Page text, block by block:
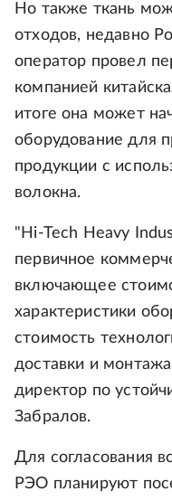
Но также ткань
отходов, недавно
оператор провел
компанией
итоге она может
оборудование для
продукции с
волокна.
"Hi-Tech Heavy
первичное
включающее
характеристики
стоимость
доставки и
директор по
Забралов.
Для согласования
РЭО планируют